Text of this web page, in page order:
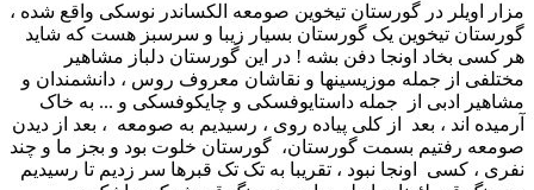
مزار اویلر در گورستان تیخوین صومعه الکساندر نوسکی واقع شده ،
گورستان تیخوین یک گورستان بسیار زیبا و سرسبز هست که شاید
هر کسی بخاد اونجا دفن بشه ! در این گورستان دلباز مشاهیر
مختلفی از جمله موزیسینها و نقاشان معروف روس ، دانشمندان و
مشاهیر ادبی از جمله داستایوفسکی و چایکوفسکی و ... به خاک
آرمیده اند ، بعد از کلی پیاده روی ، رسیدیم به صومعه ، بعد از دیدن
صومعه رفتیم بسمت گورستان، گورستان خلوت بود و بجز ما و چند
نفری ، کسی اونجا نبود ، تقریبا به تک تک قبرها سر زدیم تا رسیدیم